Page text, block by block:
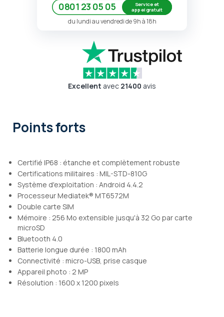
0801 23 05 05
Service et
appel gratuit
du lundi au vendredi de 9h à 18h
Excellent avec 21400 avis
Points forts
Certifié IP68 : étanche et complètement robuste
Certifications militaires : MIL-STD-810G
Système d'exploitation : Android 4.4.2
Processeur Mediatek® MT6572M
Double carte SIM
Mémoire : 256 Mo extensible jusqu'à 32 Go par carte
microSD
Bluetooth 4.0
Batterie longue durée : 1800 mAh
Connectivité : micro-USB, prise casque
Appareil photo : 2 MP
Résolution : 1600 x 1200 pixels